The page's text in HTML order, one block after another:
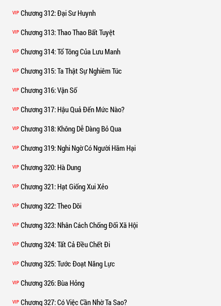
VIP Chương 312: Đại Sư Huynh
VIP Chương 313: Thao Thao Bất Tuyệt
VIP Chương 314: Tổ Tông Của Lưu Manh
VIP Chương 315: Ta Thật Sự Nghiêm Túc
VIP Chương 316: Vận Số
VIP Chương 317: Hậu Quả Đến Mức Nào?
VIP Chương 318: Không Dễ Dàng Bỏ Qua
VIP Chương 319: Nghi Ngờ Có Người Hãm Hại
VIP Chương 320: Hà Dung
VIP Chương 321: Hạt Giống Xui Xẻo
VIP Chương 322: Theo Dõi
VIP Chương 323: Nhân Cách Chống Đối Xã Hội
VIP Chương 324: Tất Cả Đều Chết Đi
VIP Chương 325: Tước Đoạt Năng Lực
VIP Chương 326: Bùa Hỏng
VIP Chương 327: Có Việc Cần Nhờ Ta Sao?